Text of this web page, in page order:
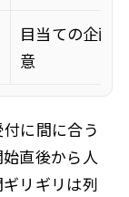
目当ての企画
意
に間に合う
直後から人
リギリは列